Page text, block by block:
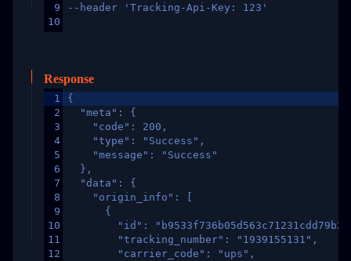
9
10
--header 'Tracking-Api-Key: 123'
Response
1
2
3
4
5
6
7
8
9
10
11
12
{
  "meta": {
    "code": 200,
    "type": "Success",
    "message": "Success"
  },
  "data": {
    "origin_info": [
      {
"id":
        "tracking_number": "1939155131",
        "carrier_code": "ups",